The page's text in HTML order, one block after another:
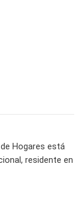
Hogares está
residente en